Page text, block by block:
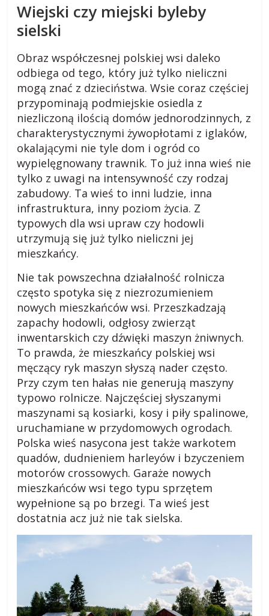
s
k
b
o
g
c
z
a
r
o
d
z
Wiejski czy miejski byleby
sielski
Obraz współczesnej polskiej wsi daleko
odbiega od tego, który już tylko nieliczni
mogą znać z dzieciństwa. Wsie coraz częściej
przypominają podmiejskie osiedla z
niezliczoną ilością domów jednorodzinnych, z
charakterystycznymi żywopłotami z iglaków,
okalającymi nie tyle dom i ogród co
wypielęgnowany trawnik. To już inna wieś nie
tylko z uwagi na intensywność czy rodzaj
zabudowy. Ta wieś to inni ludzie, inna
infrastruktura, inny poziom życia. Z
typowych dla wsi upraw czy hodowli
utrzymują się już tylko nieliczni jej
mieszkańcy.
Nie tak powszechna działalność rolnicza
często spotyka się z niezrozumieniem
nowych mieszkańców wsi. Przeszkadzają
zapachy hodowli, odgłosy zwierząt
inwentarskich czy dźwięki maszyn żniwnych.
To prawda, że mieszkańcy polskiej wsi
męczący ryk maszyn słyszą nader często.
Przy czym ten hałas nie generują maszyny
typowo rolnicze. Najczęściej słyszanymi
maszynami są kosiarki, kosy i piły spalinowe,
uruchamiane w przydomowych ogrodach.
Polska wieś nasycona jest także warkotem
quadów, dudnieniem harleyów i bzyczeniem
motorów crossowych. Garaże nowych
mieszkańców wsi tego typu sprzętem
wypełnione są po brzegi. Ta wieś jest
dostatnia acz już nie tak sielska.